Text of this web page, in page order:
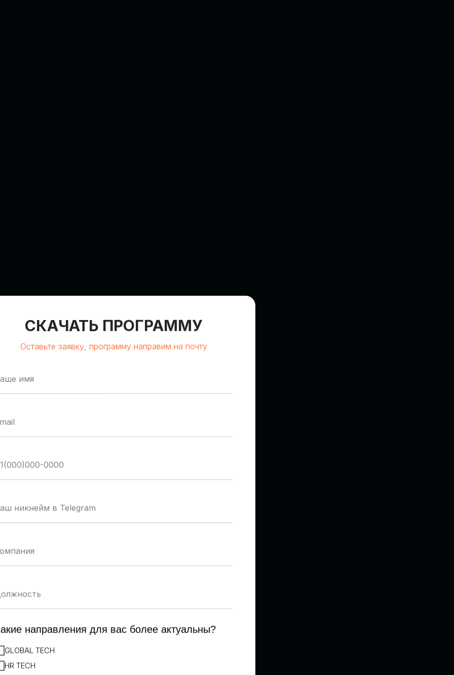
СКАЧАТЬ ПРОГРАММУ
Оставьте заявку, программу направим на почту
направления для вас более актуальны?
GLOBAL TECH
HR TECH